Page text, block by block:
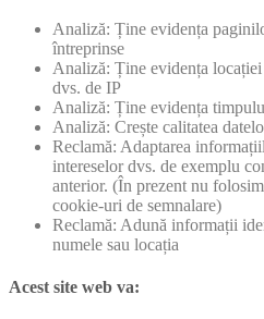
Analiză: Ține evidența
întreprinse
Analiză: Ține evidența
dvs. de IP
Analiză: Ține evidența
Analiză: Crește calitatea
Reclamă: Adaptarea
intereselor dvs. de exemplu
anterior. (În prezent nu
cookie-uri de semnalare)
Reclamă: Adună informații
numele sau locația
Acest site web va: